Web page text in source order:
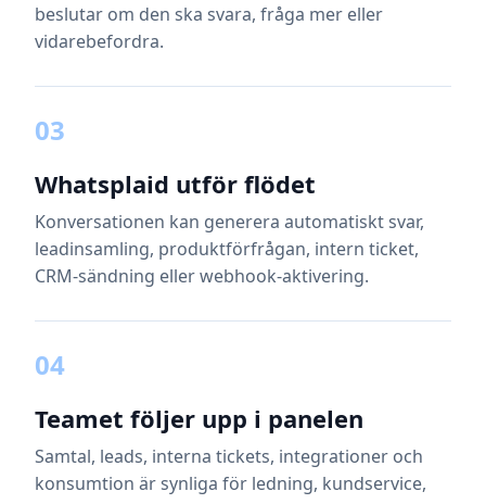
beslutar om den ska svara, fråga mer eller
vidarebefordra.
03
Whatsplaid utför flödet
Konversationen kan generera automatiskt svar,
leadinsamling, produktförfrågan, intern ticket,
CRM-sändning eller webhook-aktivering.
04
Teamet följer upp i panelen
Samtal, leads, interna tickets, integrationer och
konsumtion är synliga för ledning, kundservice,